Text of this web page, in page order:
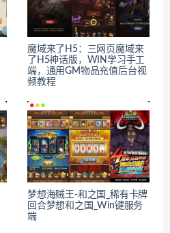
魔域来了H5：三网页魔域来
了H5神话版，WIN学习手工
端，通用GM物品充值后台视
频教程
梦想海贼王-和之国_稀有卡牌
回合梦想和之国_Win键服务
端